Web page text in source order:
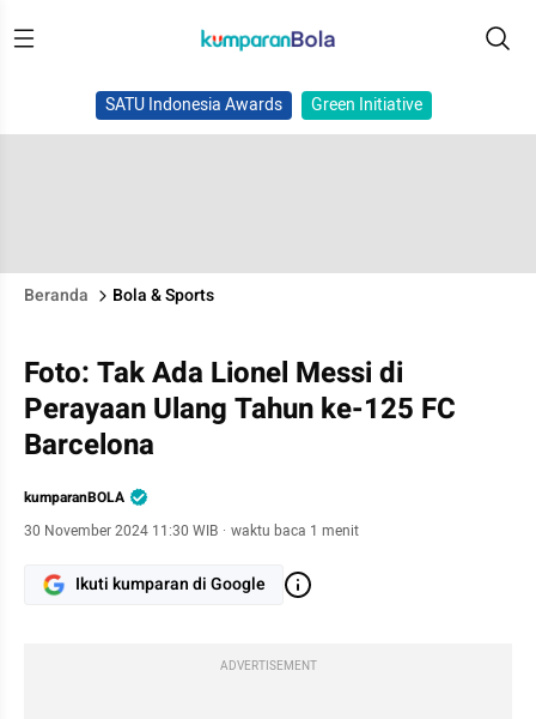
SATU Indonesia Awards Green Initiative
Beranda Bola & Sports
Foto: Tak Ada Lionel Messi di
Perayaan Ulang Tahun ke-125 FC
Barcelona
kumparanBOLA
30 November 2024 11:30 WIB · waktu baca 1 menit
Ikuti kumparan di Google
ADVERTISEMENT